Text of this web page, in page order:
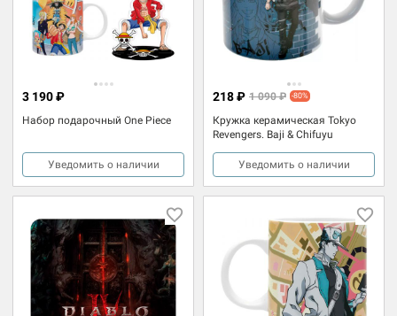
Набор подарочный One Piece
3 190 ₽
Уведомить о наличии
Кружка керамическая Tokyo
Revengers. Baji & Chifuyu
218 ₽ 1 090 ₽ -80%
Уведомить о наличии